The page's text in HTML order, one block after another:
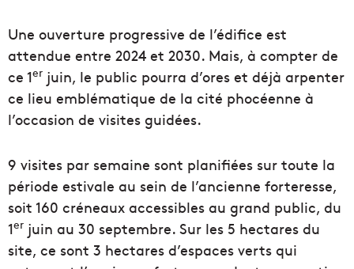
Une ouverture progressive de l’édifice est
attendue entre 2024 et 2030. Mais, à compter de
ce 1er juin, le public pourra d’ores et déjà arpenter
ce lieu emblématique de la cité phocéenne à
l’occasion de visites guidées.
9 visites par semaine sont planifiées sur toute la
période estivale au sein de l’ancienne forteresse,
soit 160 créneaux accessibles au grand public, du
1er juin au 30 septembre. Sur les 5 hectares du
site, ce sont 3 hectares d’espaces verts qui